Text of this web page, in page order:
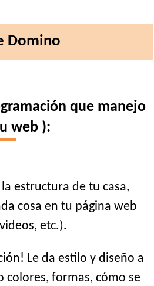
Domino
que manejo
web ):
la estructura de tu casa,
cosa en tu página web
etc.).
Le da estilo y diseño a
colores, formas, cómo se